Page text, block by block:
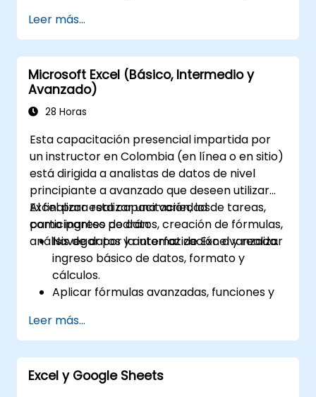
plantillas estructuradas.
Leer más...
Microsoft Excel (Básico, Intermedio y
Avanzado)
28 Horas
Esta capacitación presencial impartida por
un instructor en Colombia (en línea o en sitio)
está dirigida a analistas de datos de nivel
principiante a avanzado que deseen utilizar
Excel para realizar una variedad de tareas,
como ingreso de datos, creación de fórmulas,
análisis de datos y automatización avanzada.
Al finalizar esta capacitación, los
participantes podrán:
Navegar por la interfaz de Excel y realizar
ingreso básico de datos, formato y
cálculos.
Aplicar fórmulas avanzadas, funciones y
datos.
Crear y gestionar tablas dinámicas y
gráficos para la visualización de datos.
Utilizar herramientas como Power Query
Leer más...
Excel y Google Sheets